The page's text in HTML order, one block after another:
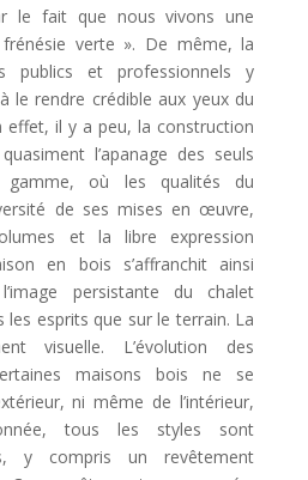
le fait que nous vivons une
verte ». De même, la
publics et professionnels y
le rendre crédible aux yeux du
effet, il y a peu, la construction
l’apanage des seuls
gamme, où les qualités du
de ses mises en œuvre,
et la libre expression
en bois s’affranchit ainsi
persistante du chalet
esprits que sur le terrain. La
visuelle. L’évolution des
maisons bois ne se
ni même de l’intérieur,
tous les styles sont
y compris un revêtement